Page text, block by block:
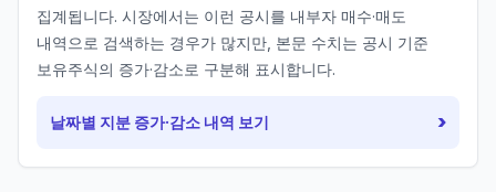
집계됩니다. 시장에서는 이런 공시를 내부자 매수·매도
내역으로 검색하는 경우가 많지만, 본문 수치는 공시 기준
보유주식의 증가·감소로 구분해 표시합니다.
날짜별 지분 증가·감소 내역 보기 ›